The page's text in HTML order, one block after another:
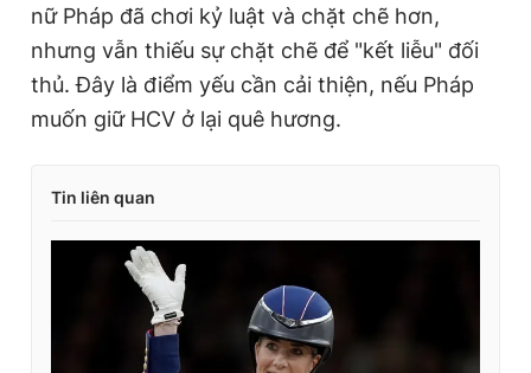
nữ Pháp đã chơi kỷ luật và chặt chẽ hơn,
nhưng vẫn thiếu sự chặt chẽ để "kết liễu" đối
thủ. Đây là điểm yếu cần cải thiện, nếu Pháp
muốn giữ HCV ở lại quê hương.
Tin liên quan